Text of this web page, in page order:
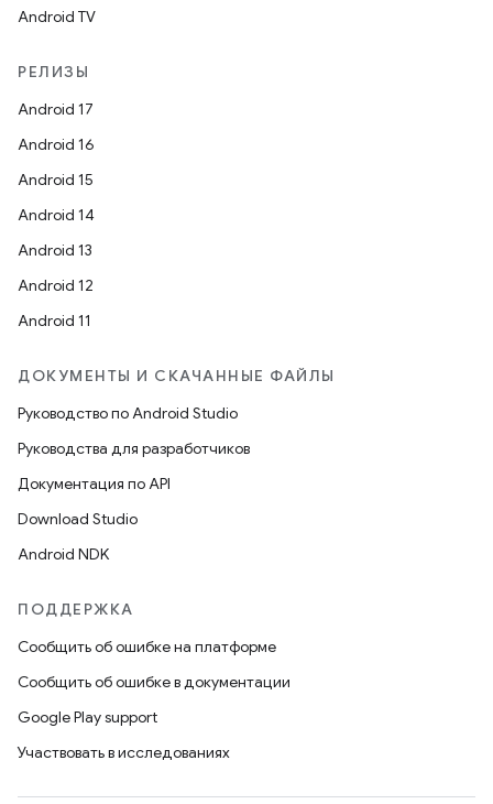
Android TV
РЕЛИЗЫ
Android 17
Android 16
Android 15
Android 14
Android 13
Android 12
Android 11
ДОКУМЕНТЫ И СКАЧАННЫЕ ФАЙЛЫ
Руководство по Android Studio
Руководства для разработчиков
Документация по API
Download Studio
Android NDK
ПОДДЕРЖКА
Сообщить об ошибке на платформе
Сообщить об ошибке в документации
Google Play support
Участвовать в исследованиях